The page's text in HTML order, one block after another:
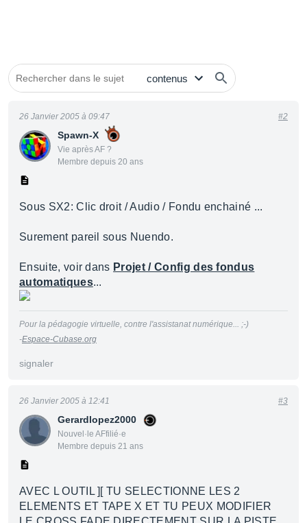
Spawn-X
Vie après AF ?
Membre depuis 20 ans
26 Janvier 2005 à 09:47 #2
Sous SX2: Clic droit / Audio / Fondu enchainé ...
Surement pareil sous Nuendo.
Ensuite, voir dans Projet / Config des fondus
automatiques...
Pour la pédagogie virtuelle, contre l'assistanat numérique... ;-)
-Espace-Cubase.org
signaler
Gerardlopez2000
Nouvel·le AFfilié·e
Membre depuis 21 ans
26 Janvier 2005 à 12:41 #3
AVEC L OUTIL ][ TU SELECTIONNE LES 2
ELEMENTS ET TAPE X ET TU PEUX MODIFIER